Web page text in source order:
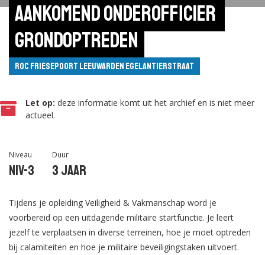
Aankomend onderofficier
grondoptreden
ROC Friesepoort Leeuwarden Egelantierstraat
Let op: deze informatie komt uit het archief en is niet meer
actueel.
Niveau
Niv-3
Duur
3 jaar
Tijdens je opleiding Veiligheid & Vakmanschap word je
voorbereid op een uitdagende militaire startfunctie. Je leert
jezelf te verplaatsen in diverse terreinen, hoe je moet optreden
bij calamiteiten en hoe je militaire beveiligingstaken uitvoert.